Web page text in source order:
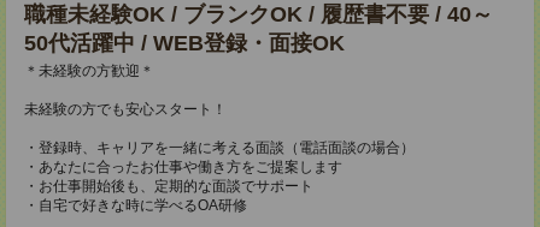
職種未経験OK / ブランクOK / 履歴書不要 / 40～
50代活躍中 / WEB登録・面接OK
＊未経験の方歓迎＊
未経験の方でも安心スタート！
・登録時、キャリアを一緒に考える面談（電話面談の場合）
・あなたに合ったお仕事や働き方をご提案します
・お仕事開始後も、定期的な面談でサポート
・自宅で好きな時に学べるOA研修